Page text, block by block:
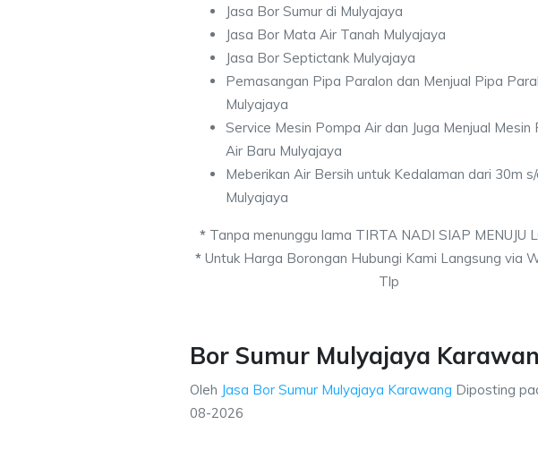
Jasa Bor Sumur di Mulyajaya
Jasa Bor Mata Air Tanah Mulyajaya
Jasa Bor Septictank Mulyajaya
Pemasangan Pipa Paralon dan Menjual Pipa
Mulyajaya
Service Mesin Pompa Air dan Juga Menjual Mesin
Air Baru Mulyajaya
Meberikan Air Bersih untuk Kedalaman dari 30m
Mulyajaya
* Tanpa menunggu lama TIRTA NADI SIAP MENUJU
* Untuk Harga Borongan Hubungi Kami Langsung via
Tlp
Bor Sumur Mulyajaya
Oleh Jasa Bor Sumur Mulyajaya Karawang Diposting
08-2026